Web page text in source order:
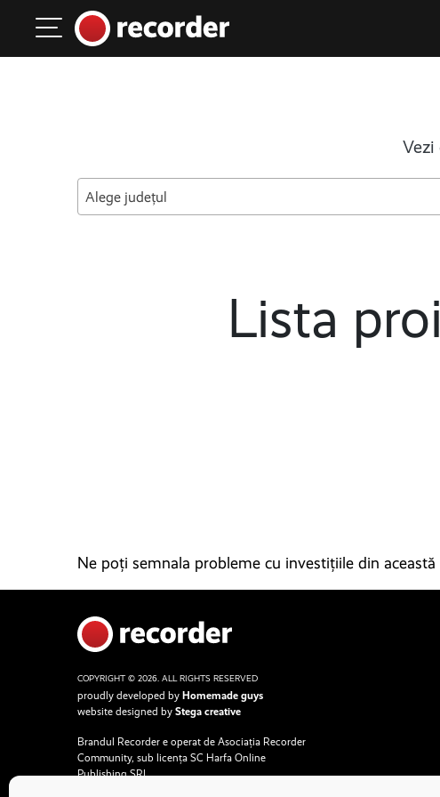
Main Navigation
Alege județul
Lista
Ne poți semnala probleme cu investițiile din
COPYRIGHT © 2026. ALL RIGHTS RESERVED
proudly developed by Homemade guys
website designed by Stega creative
Brandul Recorder e operat de Asociația Recorder
Community, sub licența SC Harfa Online
Publishing SRL.